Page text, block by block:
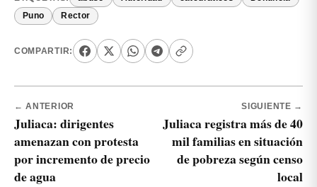
Puno Rector
COMPARTIR:
← ANTERIOR
Juliaca: dirigentes
amenazan con protesta
por incremento de precio
de agua
SIGUIENTE →
Juliaca registra más de 40
mil familias en situación
de pobreza según censo
local